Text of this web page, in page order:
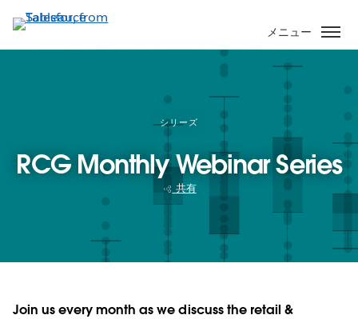
イ
ン
メニュー
シリーズ
RCG Monthly Webinar Series
共有
Join us every month as we discuss the retail &